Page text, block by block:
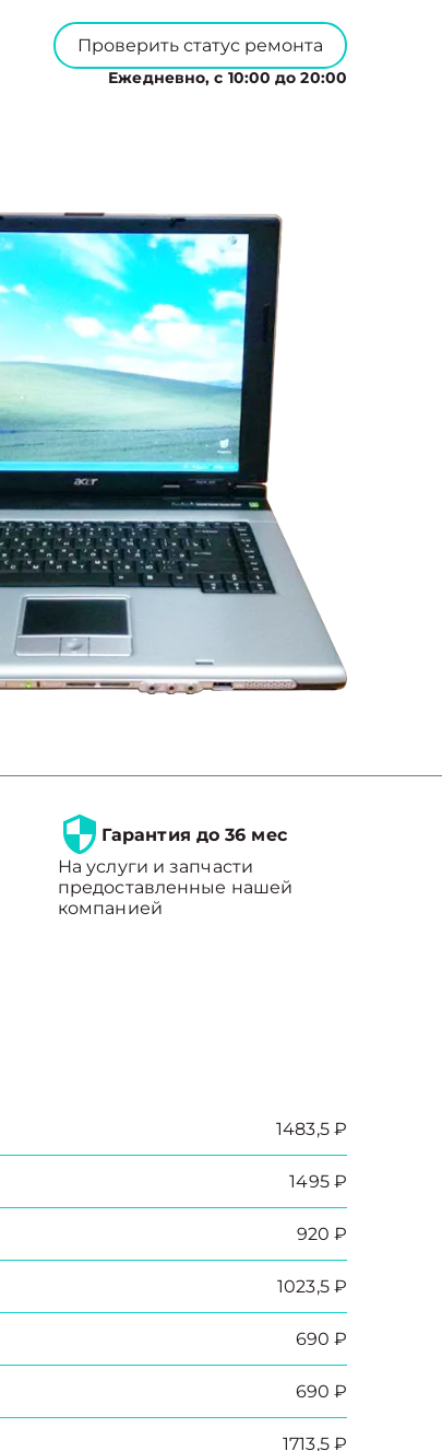
Проверить статус ремонта
Ежедневно, с 10:00 до 20:00
Гарантия до 36 мес
На услуги и запчасти
предоставленные нашей
компанией
1483,5 ₽
1495 ₽
920 ₽
1023,5 ₽
690 ₽
690 ₽
1713,5 ₽